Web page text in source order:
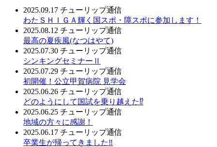
2025.09.17 チューリップ通信
わたＳＨＩＧＡ輝く国スポ・障スポに参加します！
2025.08.12 チューリップ通信
最高の夏疾風(なつはやて)
2025.07.30 チューリップ通信
シンキングセミナーⅡ
2025.07.29 チューリップ通信
初開催！公立甲賀病院 見学会
2025.06.26 チューリップ通信
どのようにして国試を乗り越えた⁉
2025.06.25 チューリップ通信
地域の方々に感謝！
2025.06.17 チューリップ通信
卒業生が帰ってきました‼